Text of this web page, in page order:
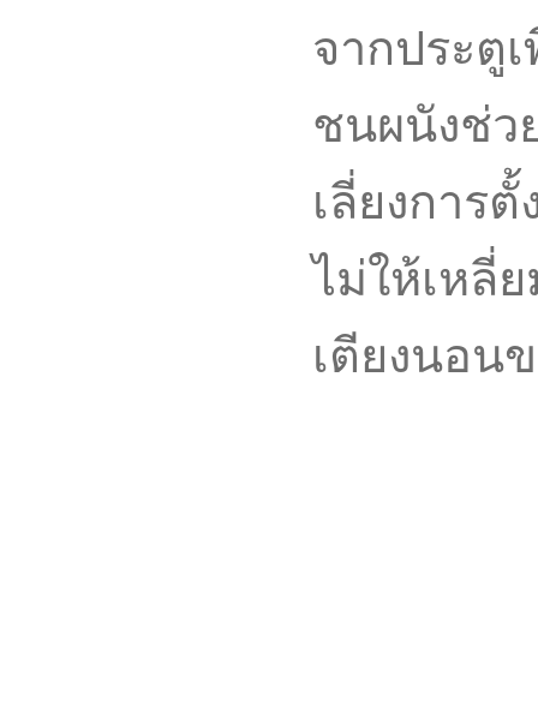
จากประตู
ชนผนังช่ว
เลี่ยงการ
ไม่ให้เหลี่
เตียงนอน